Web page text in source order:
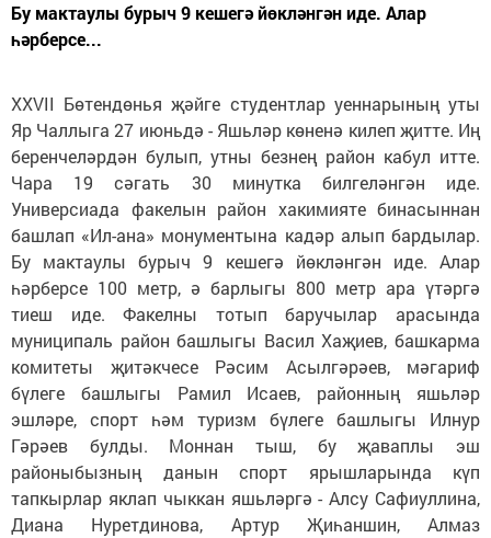
Бу мактаулы бурыч 9 кешегә йөкләнгән иде. Алар
һәрберсе...
XXVII Бөтендөнья җәйге студентлар уеннарының уты
Яр Чаллыга 27 июньдә - Яшьләр көненә килеп җитте. Иң
беренчеләрдән булып, утны безнең район кабул итте.
Чара 19 сәгать 30 минутка билгеләнгән иде.
Универсиада факелын район хакимияте бинасыннан
башлап «Ил-ана» монументына кадәр алып бардылар.
Бу мактаулы бурыч 9 кешегә йөкләнгән иде. Алар
һәрберсе 100 метр, ә барлыгы 800 метр ара үтәргә
тиеш иде. Факелны тотып баручылар арасында
муниципаль район башлыгы Васил Хаҗиев, башкарма
комитеты җитәкчесе Рәсим Асылгәрәев, мәгариф
бүлеге башлыгы Рамил Исаев, районның яшьләр
эшләре, спорт һәм туризм бүлеге башлыгы Илнур
Гәрәев булды. Моннан тыш, бу җаваплы эш
районыбызның данын спорт ярышларында күп
тапкырлар яклап чыккан яшьләргә - Алсу Сафиуллина,
Диана Нуретдинова, Артур Җиһаншин, Алмаз